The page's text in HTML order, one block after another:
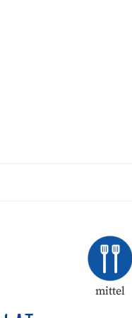
mittel